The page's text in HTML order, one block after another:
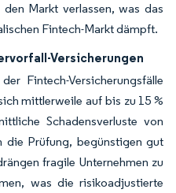
Markt verlassen, was das
Fintech-Markt dämpft.
Versicherungen
Fintech-Versicherungsfälle
mittlerweile auf bis zu 15 %
Schadensverluste von
die Prüfung, begünstigen gut
fragile Unternehmen zu
was die risikoadjustierte